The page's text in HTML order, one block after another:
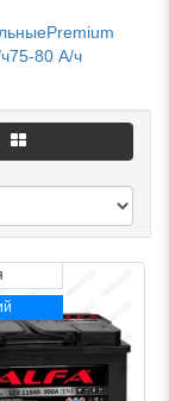
Premium
75-80 А/ч